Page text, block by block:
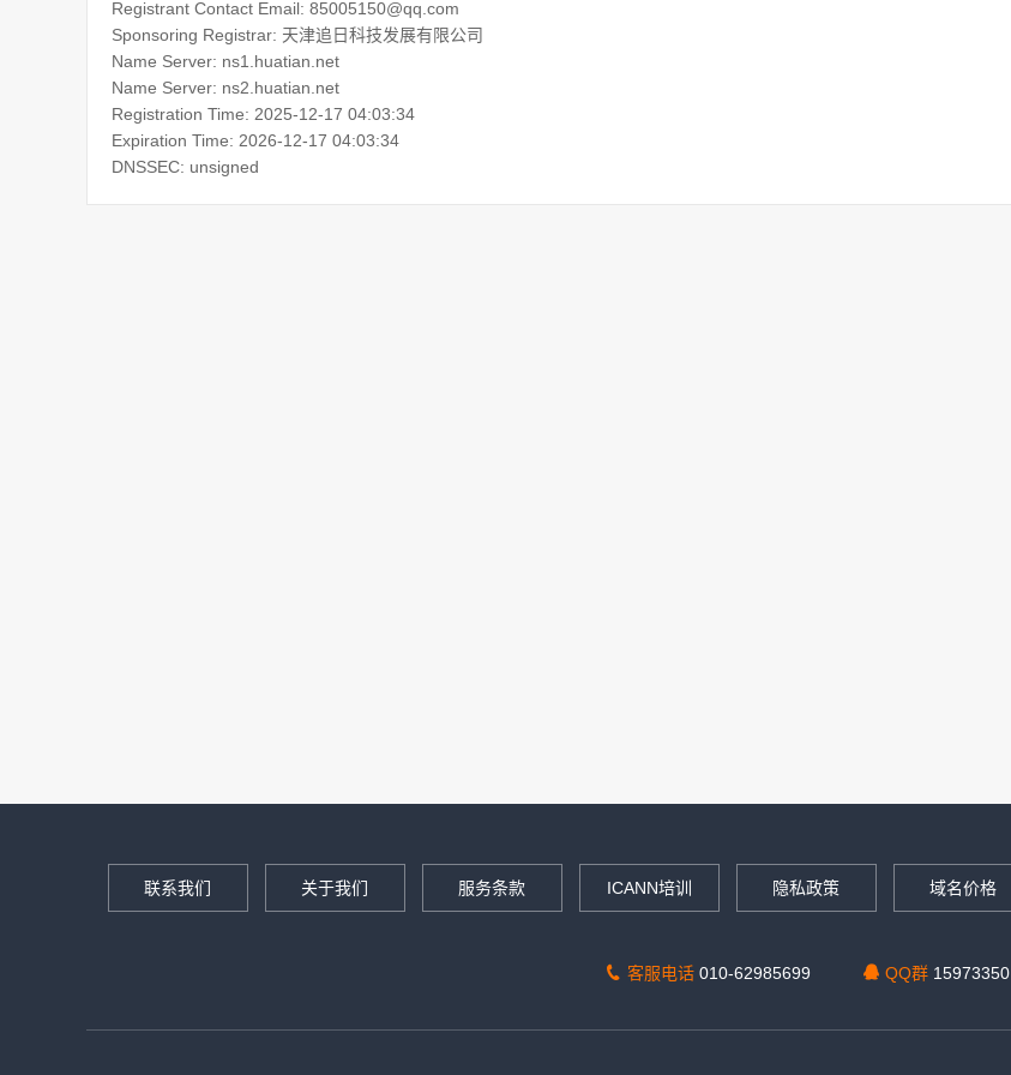
Registrant Contact Email: 85005150@qq.com
Sponsoring Registrar: 天津追日科技发展有限公司
Name Server: ns1.huatian.net
Name Server: ns2.huatian.net
Registration Time: 2025-12-17 04:03:34
Expiration Time: 2026-12-17 04:03:34
联系我们 关于我们 服务条款 ICANN培训 隐私政策 域名价格
客服电话 010-62985699 QQ群 15973350